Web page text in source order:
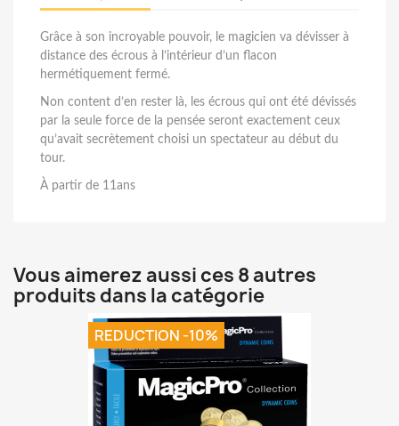
Grâce à son incroyable pouvoir, le magicien va dévisser à
distance des écrous à l’intérieur d’un flacon
hermétiquement fermé.
Non content d’en rester là, les écrous qui ont été dévissés
par la seule force de la pensée seront exactement ceux
qu’avait secrètement choisi un spectateur au début du
tour.
À partir de 11ans
Vous aimerez aussi ces 8 autres
produits dans la catégorie
REDUCTION -10%